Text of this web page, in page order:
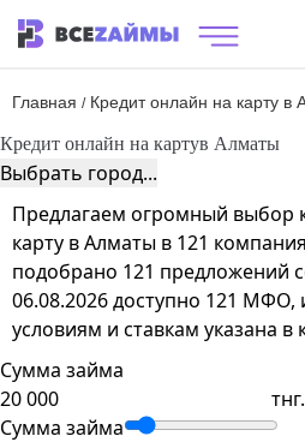
Главная / Кредит онлайн на карту в
Кредит онлайн на картув Алматы
Выбрать город...
Предлагаем огромный выбор
карту в Алматы в 121
подобрано 121 предложений
06.08.2026 доступно 121
условиям и ставкам указана в
Сумма займа
тнг.
Сумма займа